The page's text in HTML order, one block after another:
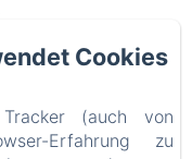
Cookies
(auch von
Erfahrung zu